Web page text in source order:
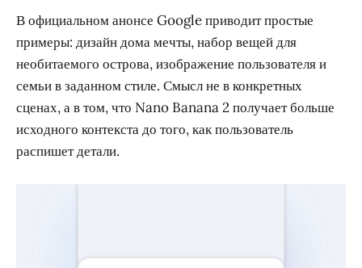
В официальном анонсе Google приводит простые
примеры: дизайн дома мечты, набор вещей для
необитаемого острова, изображение пользователя и
семьи в заданном стиле. Смысл не в конкретных
сценах, а в том, что Nano Banana 2 получает больше
исходного контекста до того, как пользователь
распишет детали.